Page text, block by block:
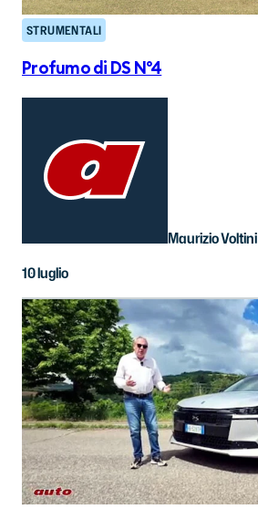
STRUMENTALI
Profumo di DS N°4
Maurizio Voltini
10 luglio